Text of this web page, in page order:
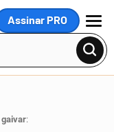
Assinar PRO
MENU
gaivar: